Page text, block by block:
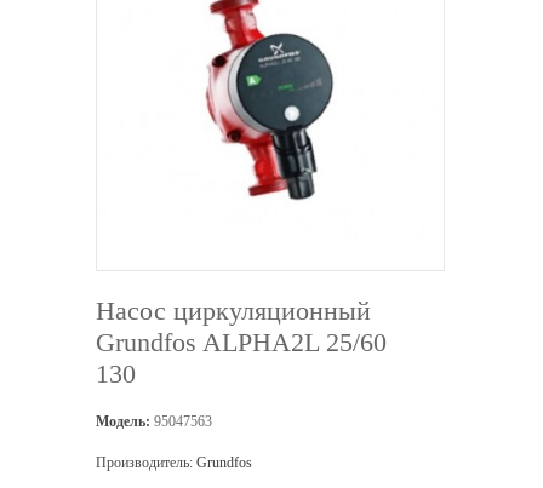
Насос циркуляционный
Grundfos ALPHA2L 25/60
130
Модель: 95047563
Производитель: Grundfos